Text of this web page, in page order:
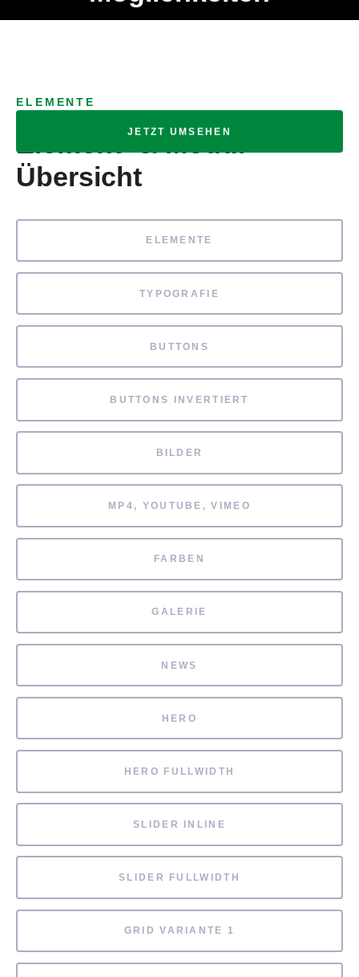
JETZT UMSEHEN
ELEMENTE
Element- & Modul-
Übersicht
ELEMENTE
TYPOGRAFIE
BUTTONS
BUTTONS INVERTIERT
BILDER
MP4, YOUTUBE, VIMEO
FARBEN
GALERIE
NEWS
HERO
HERO FULLWIDTH
SLIDER INLINE
SLIDER FULLWIDTH
GRID VARIANTE 1